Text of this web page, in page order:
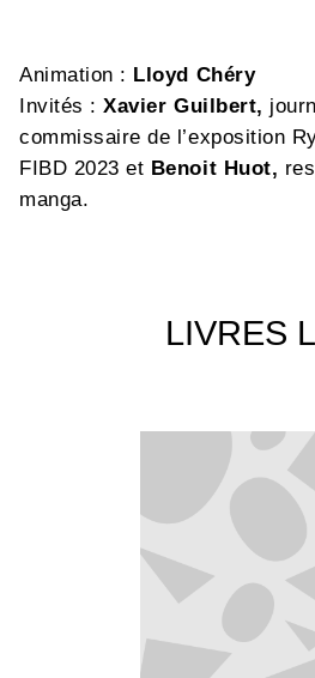
Animation : Lloyd Chéry
Invités :Xavier Guilbert,
commissaire de l’exposition
FIBD 2023 et Benoit Huot,
manga.
LIVRES